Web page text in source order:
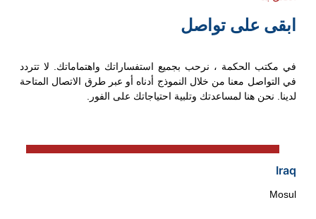
ابقى على تواصل
في مكتب الحكمة ، نرحب بجميع استفساراتك واهتماماتك. لا تتردد
في التواصل معنا من خلال النموذج أدناه أو عبر طرق الاتصال المتاحة
لدينا. نحن هنا لمساعدتك وتلبية احتياجاتك على الفور.
Iraq
Mosul